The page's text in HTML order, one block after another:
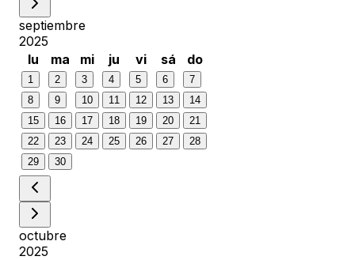
septiembre
2025
lu
ma mi ju vi sá do
1 2 3 4 5 6
7
8
9 10 11 12 13
14
15
16 17 18 19 20
21
22
23 24 25 26 27
28
29
30
octubre
2025